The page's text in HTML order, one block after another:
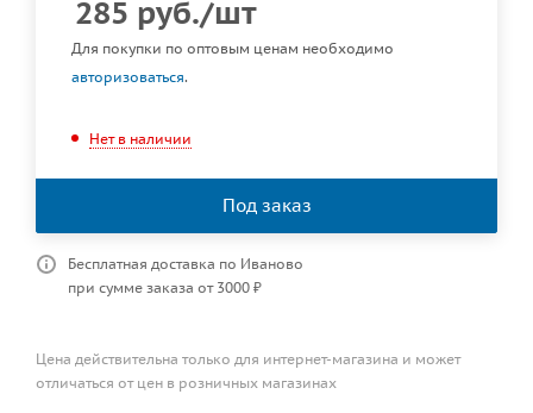
285 руб./шт
Для покупки по оптовым ценам необходимо
авторизоваться.
Нет в наличии
Под заказ
Бесплатная доставка по Иваново
при сумме заказа от 3000 ₽
Цена действительна только для интернет-магазина и может
отличаться от цен в розничных магазинах